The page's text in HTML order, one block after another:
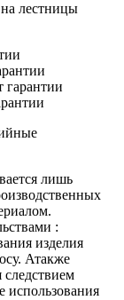
на лестницы
гарантии
лишь
:
изделия
Атакже
использования